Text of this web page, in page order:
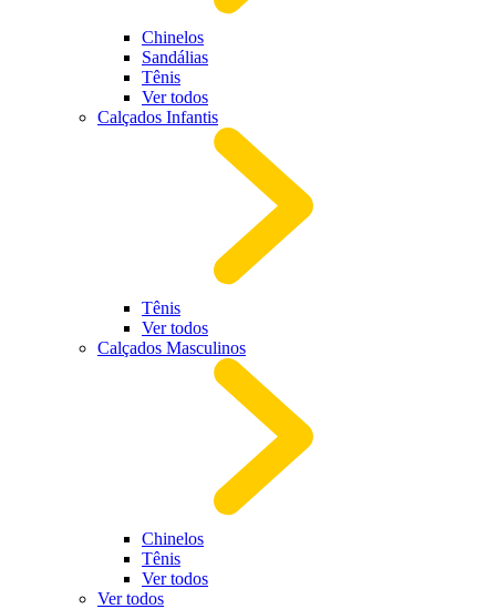
Chinelos
Sandálias
Tênis
Ver todos
Calçados Infantis
Tênis
Ver todos
Calçados Masculinos
Chinelos
Tênis
Ver todos
Ver todos